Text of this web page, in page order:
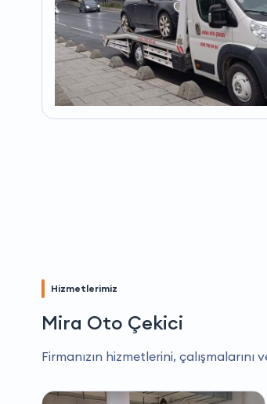
Hizmetlerimiz
Mira Oto Çekici
Firmanızın hizmetlerini,